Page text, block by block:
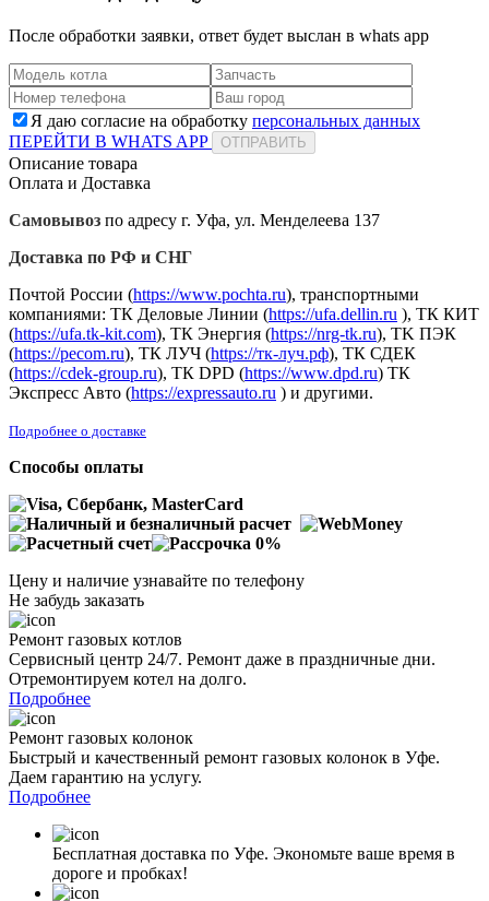
После обработки заявки, ответ будет выслан в whats app
Я даю согласие на обработку персональных данных
ПЕРЕЙТИ В WHATS APP
ОТПРАВИТЬ
Описание товара
Оплата и Доставка
Самовывоз по адресу г. Уфа, ул. Менделеева 137
Доставка по РФ и СНГ
Почтой России (https://www.pochta.ru), транспортными
компаниями: ТК Деловые Линии (https://ufa.dellin.ru ), ТК КИТ
(https://ufa.tk-kit.com), ТК Энергия (https://nrg-tk.ru), ТK ПЭК
(https://pecom.ru), ТК ЛУЧ (https://тк-луч.рф), ТК СДЕК
(https://cdek-group.ru), ТК DPD (https://www.dpd.ru) ТК
Экспресс Авто (https://expressauto.ru ) и другими.
Подробнее о доставке
Способы оплаты
Цену и наличие узнавайте по телефону
Не забудь заказать
Ремонт газовых котлов
Сервисный центр 24/7. Ремонт даже в праздничные дни.
Отремонтируем котел на долго.
Подробнее
Ремонт газовых колонок
Быстрый и качественный ремонт газовых колонок в Уфе.
Даем гарантию на услугу.
Подробнее
Бесплатная доставка по Уфе. Экономьте ваше время в
дороге и пробках!